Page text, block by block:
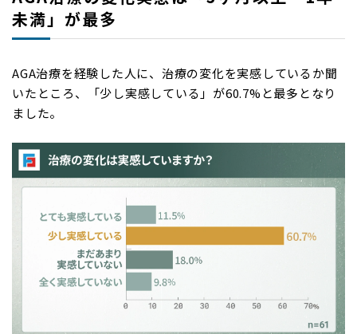
未満」が最多
AGA治療を経験した人に、治療の変化を実感しているか聞
いたところ、「少し実感している」が60.7%と最多となり
ました。